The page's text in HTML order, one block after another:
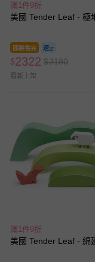
滿1件9折
美國 Tender Leaf - 極
即將售完
$2322 $3180
最新上架
滿1件9折
美國 Tender Leaf - 綿